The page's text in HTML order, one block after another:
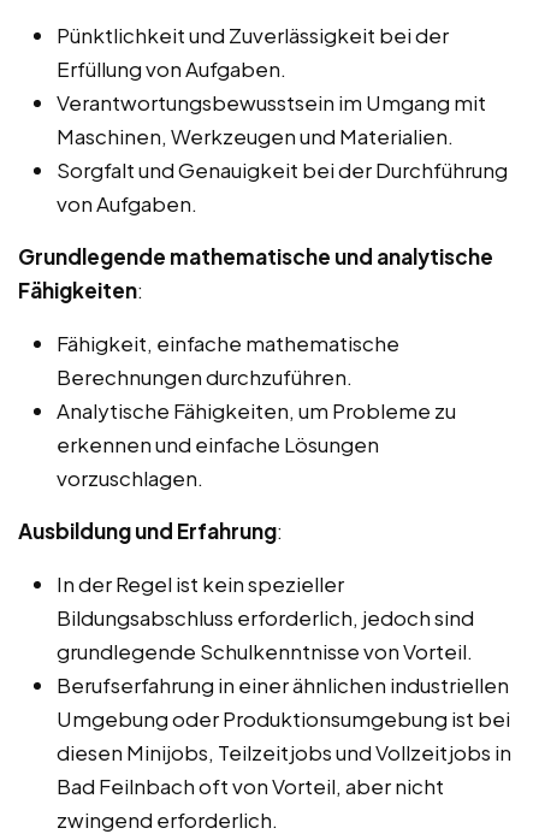
Pünktlichkeit und Zuverlässigkeit bei der
Erfüllung von Aufgaben.
Verantwortungsbewusstsein im Umgang mit
Maschinen, Werkzeugen und Materialien.
Sorgfalt und Genauigkeit bei der Durchführung
von Aufgaben.
Grundlegende mathematische und analytische
Fähigkeiten:
Fähigkeit, einfache mathematische
Berechnungen durchzuführen.
Analytische Fähigkeiten, um Probleme zu
erkennen und einfache Lösungen
vorzuschlagen.
Ausbildung und Erfahrung:
In der Regel ist kein spezieller
Bildungsabschluss erforderlich, jedoch sind
grundlegende Schulkenntnisse von Vorteil.
Berufserfahrung in einer ähnlichen industriellen
Umgebung oder Produktionsumgebung ist bei
diesen Minijobs, Teilzeitjobs und Vollzeitjobs in
Bad Feilnbach oft von Vorteil, aber nicht
zwingend erforderlich.